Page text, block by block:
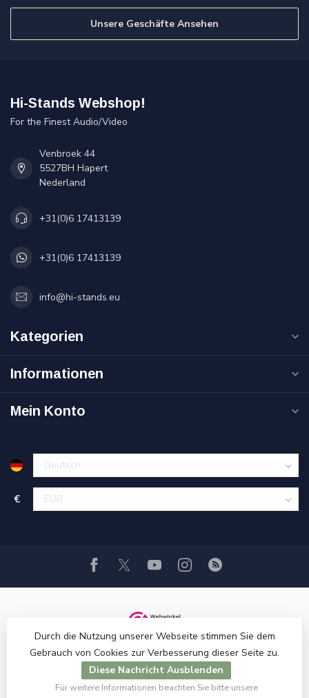
Unsere Geschäfte Ansehen
Hi-Stands Webshop!
For the Finest Audio/Video
Venbroek 44
5527BH Hapert
Nederland
+31(0)6 17413139
+31(0)6 17413139
info@hi-stands.eu
Kategorien
Informationen
Mein Konto
€
Durch die Nutzung unserer Webseite stimmen Sie dem
Gebrauch von Cookies zur Verbesserung dieser Seite zu.
Diese Nachricht Ausblenden
Für weitere Informationen beachten Sie bitte unsere